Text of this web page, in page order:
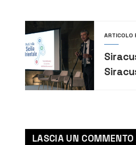
ARTICOLO
LASCIA UN COMMENTO